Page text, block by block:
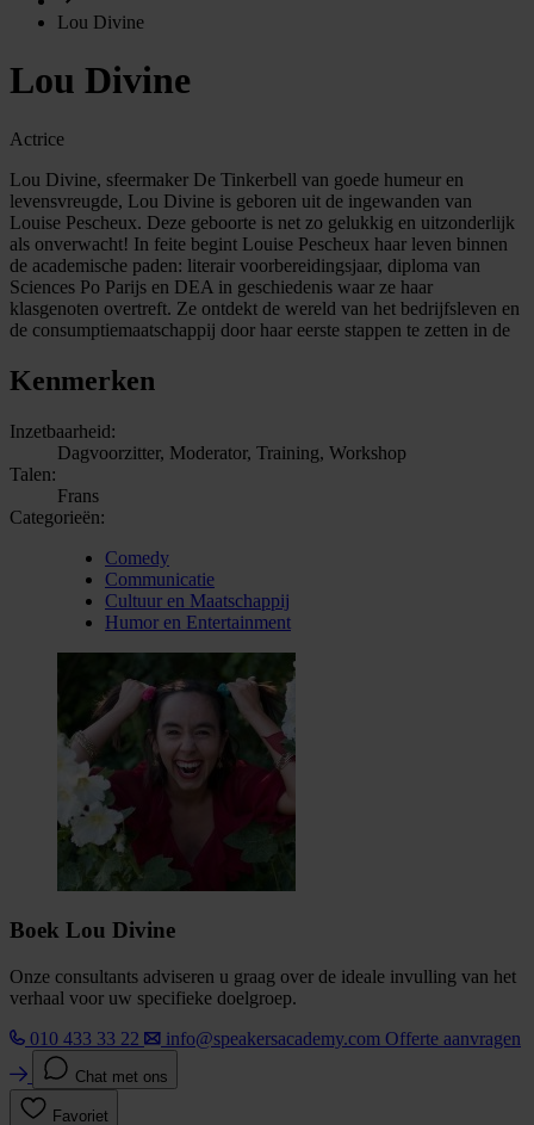
Lou Divine
Lou Divine
Actrice
Lou Divine, sfeermaker De Tinkerbell van goede humeur en
levensvreugde, Lou Divine is geboren uit de ingewanden van
Louise Pescheux. Deze geboorte is net zo gelukkig en uitzonderlijk
als onverwacht! In feite begint Louise Pescheux haar leven binnen
de academische paden: literair voorbereidingsjaar, diploma van
Sciences Po Parijs en DEA in geschiedenis waar ze haar
klasgenoten overtreft. Ze ontdekt de wereld van het bedrijfsleven en
de consumptiemaatschappij door haar eerste stappen te zetten in de
Kenmerken
Inzetbaarheid:
Dagvoorzitter, Moderator, Training, Workshop
Talen:
Frans
Categorieën:
Comedy
Communicatie
Cultuur en Maatschappij
Humor en Entertainment
Boek Lou Divine
Onze consultants adviseren u graag over de ideale invulling van het
verhaal voor uw specifieke doelgroep.
010 433 33 22
info@speakersacademy.com Offerte aanvragen
Chat met ons
Favoriet